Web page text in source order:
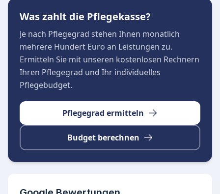
Dienstleistungen, um den Alltag bestmöglich zu
unterstützen:
Umfassende ambulante Pflege und Betreuung
im eigenen Zuhause
Tagespflege-Angebote zur Förderung der
Gemeinschaft und Entlastung pflegender
Angehöriger
24-Stunden-Erreichbarkeit für maximale
Sicherheit im Alltag
Was zahlt die Pflegekasse?
Je nach Pflegegrad stehen Ihnen monatlich
mehrere Hundert Euro an Leistungen zu.
Ermitteln Sie mit unseren kostenlosen Rechnern
Ihren Pflegegrad und Ihr individuelles
Pflegebudget.
Pflegegrad ermitteln
Budget berechnen